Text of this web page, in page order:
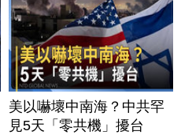
美以嚇壞中南海？中共罕
見5天「零共機」擾台